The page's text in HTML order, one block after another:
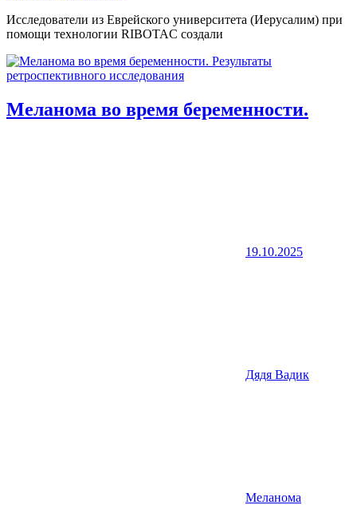
Исследователи из Еврейского университета (Иерусалим) при
помощи технологии RIBOTAC создали
Меланома во время беременности.
19.10.2025
Дядя Вадик
Меланома